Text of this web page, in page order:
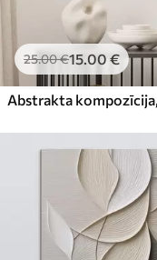
25.00€15.00 €